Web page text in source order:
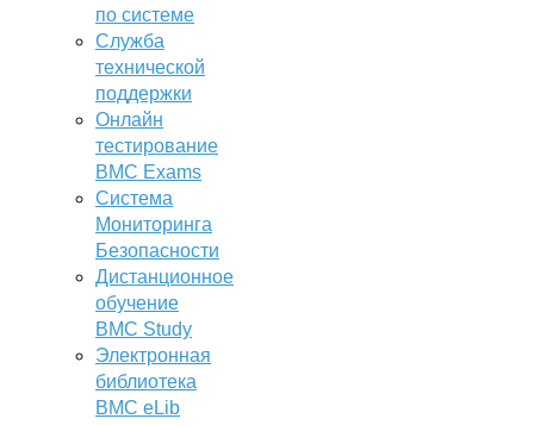
по системе
Служба
технической
поддержки
Онлайн
тестирование
BMC Exams
Система
Мониторинга
Безопасности
Дистанционное
обучение
BMC Study
Электронная
библиотека
BMC eLib